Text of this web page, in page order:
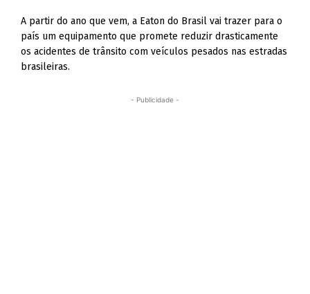
A partir do ano que vem, a Eaton do Brasil vai trazer para o
país um equipamento que promete reduzir drasticamente
os acidentes de trânsito com veículos pesados nas estradas
brasileiras.
- Publicidade -